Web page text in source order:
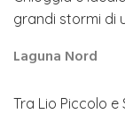
grandi stormi di
Laguna Nord
Tra Lio Piccolo e